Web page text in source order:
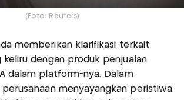
(Foto: Reuters)
memberikan klarifikasi terkait
keliru dengan produk penjualan
dalam platform-nya. Dalam
perusahaan menyayangkan peristiwa